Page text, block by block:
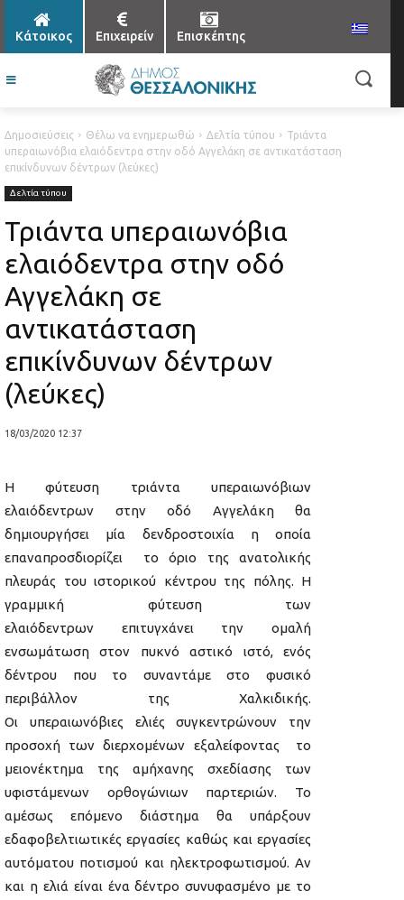
Κάτοικος Επιχειρείν Επισκέπτης
Δημοσιεύσεις Θέλω να ενημερωθώ Δελτία τύπου
Τριάντα
υπεραιωνόβια ελαιόδεντρα στην οδό Αγγελάκη σε αντικατάσταση
επικίνδυνων δέντρων (λεύκες)
Δελτία τύπου
Τριάντα υπεραιωνόβια
ελαιόδεντρα στην οδό
Αγγελάκη σε
αντικατάσταση
επικίνδυνων δέντρων
(λεύκες)
18/03/2020 12:37
Η φύτευση τριάντα υπεραιωνόβιων
ελαιόδεντρων στην οδό Αγγελάκη θα
δημιουργήσει μία δενδροστοιχία η οποία
επαναπροσδιορίζει το όριο της ανατολικής
πλευράς του ιστορικού κέντρου της πόλης. Η
γραμμική φύτευση των
ελαιόδεντρων επιτυγχάνει την ομαλή
ενσωμάτωση στον πυκνό αστικό ιστό, ενός
δέντρου που το συναντάμε στο φυσικό
περιβάλλον της Χαλκιδικής.
Οι υπεραιωνόβιες ελιές συγκεντρώνουν την
προσοχή των διερχομένων εξαλείφοντας το
μειονέκτημα της αμήχανης σχεδίασης των
υφιστάμενων ορθογώνιων παρτεριών. Το
αμέσως επόμενο διάστημα θα υπάρξουν
εδαφοβελτιωτικές εργασίες καθώς και εργασίες
αυτόματου ποτισμού και ηλεκτροφωτισμού. Αν
και η ελιά είναι ένα δέντρο συνυφασμένο με το